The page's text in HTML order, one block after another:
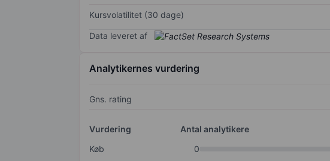
Kursvolatilitet (30 dage)
Data leveret af
Analytikernes vurdering
Gns. rating
Vurdering
Antal analytikere
Køb
0